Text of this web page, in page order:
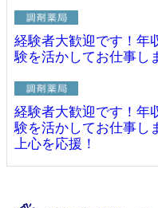
経験者大歓迎です！年
験を活かしてお仕事し
経験者大歓迎です！年
験を活かしてお仕事し
上心を応援！